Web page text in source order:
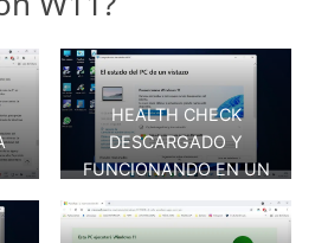
HEALTH CHECK
DESCARGADO Y
FUNCIONANDO EN UN